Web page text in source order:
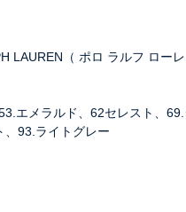
LAUREN（ ポロ ラルフ ローレ
エメラルド、62セレスト、69.
、93.ライトグレー